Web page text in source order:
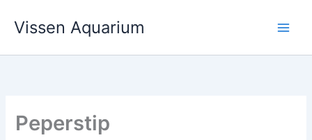
naar
inhoud
Vissen Aquarium
Peperstip